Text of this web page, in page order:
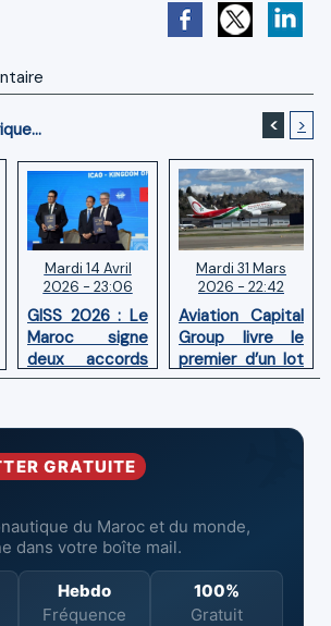
< >
Mardi 14 Avril
2026 - 23:06
GISS 2026 : Le
Maroc signe
deux accords
avec l'OACI
la surveillance
aériennes.
Mardi 31 Mars
2026 - 22:42
Aviation Capital
Group livre le
premier d’un lot
de six Boeing
neufs à Royal Air
GRATUITE
du Maroc et du monde,
dans votre boîte mail.
Hebdo
Fréquence
100%
Gratuit